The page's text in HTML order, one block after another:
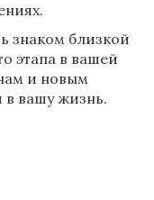
знаком близкой
этапа в вашей
и новым
в вашу жизнь.